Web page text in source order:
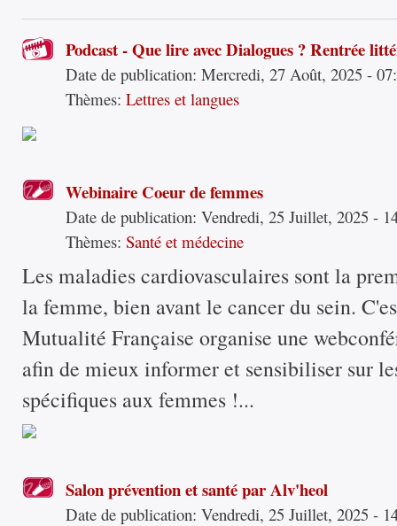
Podcast - Que lire avec Dialogues ? Rentrée
Date de publication:Mercredi, 27 Août, 2025 -
Thèmes:Lettres et langues
Webinaire Coeur de femmes
Date de publication:Vendredi, 25 Juillet, 2025 -
Thèmes:Santé et médecine
Les maladies cardiovasculaires sont la
la femme, bien avant le cancer du sein.
Mutualité Française organise une
afin de mieux informer et sensibiliser sur
spécifiques aux femmes !...
Salon prévention et santé par Alv'heol
Date de publication:Vendredi, 25 Juillet, 2025 -